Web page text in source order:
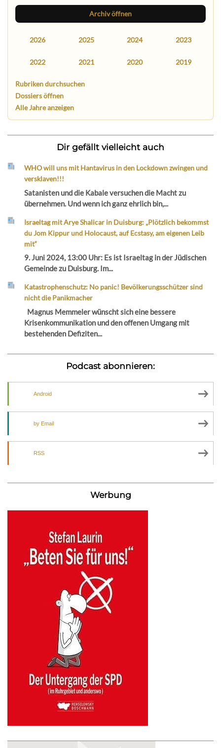
Archiv öffnen
2026 2025 2024 2023
2022 2021 2020 2019
Rubriken durchsuchen
Dossiers öffnen
Alle Jahre anzeigen
Dir gefällt vielleicht auch
WHO will uns mit Hantavirus in den Lockdown zwingen und
versklaven!!!
Satanisten und die Kabale versuchen die Macht zu
übernehmen. Und wenn ich ganz ehrlich bin,...
Israeltag mit Arye Shalicar in Duisburg: „Plötzlich bekommst
du Jom Kippur und Holocaust, auf Ecstasy, am eigenen Leib
mit“
9. Juni 2024, 13:00 Uhr: Es ist Israeltag in der Jüdischen
Gemeinde zu Duisburg. Im...
Katastrophenschutz: No panic! Bevölkerungsschützer sind
nicht die Panikmacher
Magnus Memmeler wünscht sich eine bessere
Krisenkommunikation und den offenen Umgang mit
bestehenden Defiziten...
Podcast abonnieren:
Android
by Email
RSS
Werbung